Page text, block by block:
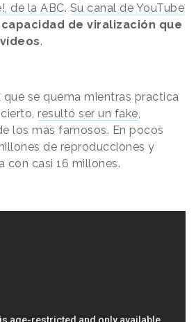
de la ABC. Su canal de YouTube
de viralización que
.
que se quema mientras practica
resultó ser un fake
los más famosos. En pocos
de reproducciones y
con casi 16 millones.